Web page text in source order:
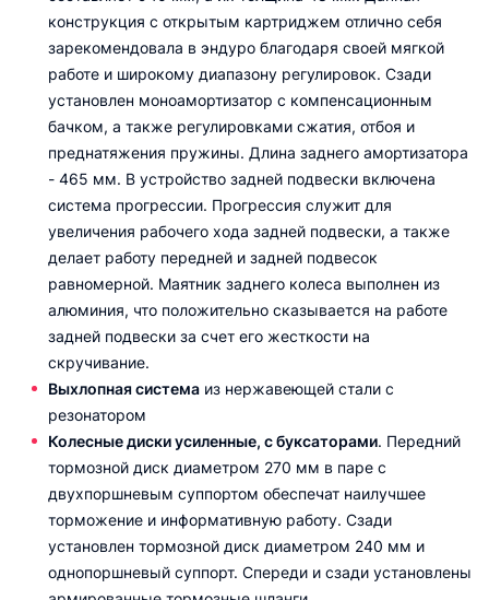
конструкция с открытым картриджем отлично себя
зарекомендовала в эндуро благодаря своей мягкой
работе и широкому диапазону регулировок. Сзади
установлен моноамортизатор с компенсационным
бачком, а также регулировками сжатия, отбоя и
преднатяжения пружины. Длина заднего амортизатора
- 465 мм. В устройство задней подвески включена
система прогрессии. Прогрессия служит для
увеличения рабочего хода задней подвески, а также
делает работу передней и задней подвесок
равномерной. Маятник заднего колеса выполнен из
алюминия, что положительно сказывается на работе
задней подвески за счет его жесткости на
скручивание.
Выхлопная система из нержавеющей стали с
резонатором
Колесные диски усиленные, с буксаторами. Передний
тормозной диск диаметром 270 мм в паре с
двухпоршневым суппортом обеспечат наилучшее
торможение и информативную работу. Сзади
установлен тормозной диск диаметром 240 мм и
однопоршневый суппорт. Спереди и сзади установлены